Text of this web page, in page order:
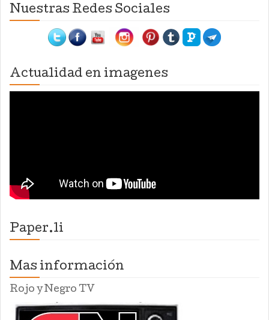
Nuestras Redes Sociales
Actualidad en imagenes
Paper.li
Mas información
Rojo y Negro TV